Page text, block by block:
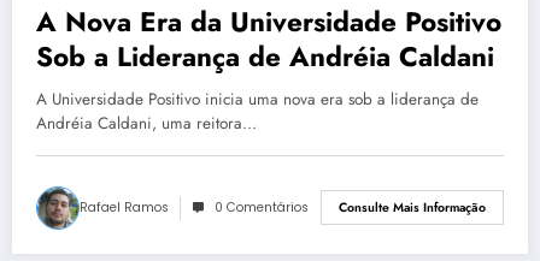
A Nova Era da Universidade Positivo
Sob a Liderança de Andréia Caldani
A Universidade Positivo inicia uma nova era sob a liderança de
Andréia Caldani, uma reitora…
Rafael Ramos 0 Comentários Consulte Mais Informação